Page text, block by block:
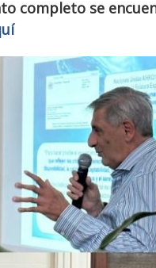
completo se